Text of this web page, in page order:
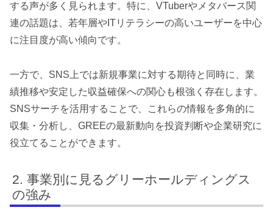
する声が多く見られます。特に、VTuberやメタバース関
連の話題は、若年層やITリテラシーの高いユーザーを中心
に注目度が高い傾向です。
一方で、SNS上では新規事業に対する期待と同時に、業
績推移や安定した収益確保への関心も根強く存在します。
SNSサーチを活用することで、これらの情報を多角的に
収集・分析し、GREEの最新動向を投資判断や企業研究に
役立てることができます。
事業別に見るグリーホールディングス
の強み